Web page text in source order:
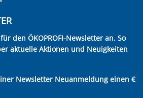
den ÖKOPROFI-Newsletter an. So
aktuelle Aktionen und Neuigkeiten
Newsletter Neuanmeldung einen €